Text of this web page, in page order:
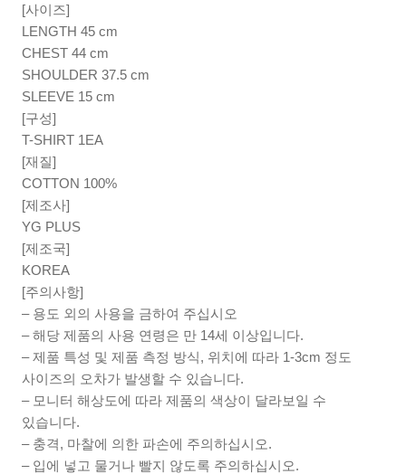
[사이즈]
LENGTH 45 cm
CHEST 44 cm
SHOULDER 37.5 cm
SLEEVE 15 cm
[구성]
T-SHIRT 1EA
[재질]
COTTON 100%
[제조사]
YG PLUS
[제조국]
KOREA
[주의사항]
– 용도 외의 사용을 금하여 주십시오
– 해당 제품의 사용 연령은 만 14세 이상입니다.
– 제품 특성 및 제품 측정 방식, 위치에 따라 1-3cm 정도
사이즈의 오차가 발생할 수 있습니다.
– 모니터 해상도에 따라 제품의 색상이 달라보일 수
있습니다.
– 충격, 마찰에 의한 파손에 주의하십시오.
– 입에 넣고 물거나 빨지 않도록 주의하십시오.